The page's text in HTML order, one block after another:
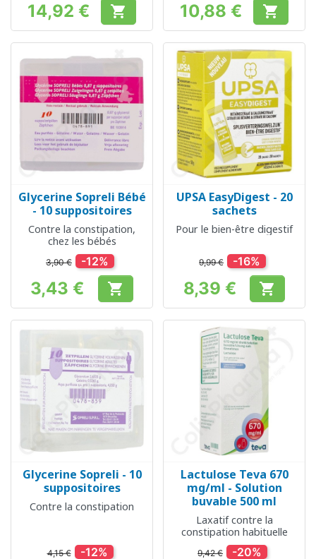
Prix
14,92 €  Prix
10,88 € 
Glycerine Sopreli Bébé
- 10 suppositoires
Contre la constipation,
chez les bébés
3,90 € -12%
Prix
3,43 € 
UPSA EasyDigest - 20
sachets
Pour le bien-être digestif
9,99 € -16%
Prix
8,39 € 
Glycerine Sopreli - 10
suppositoires
Contre la constipation
4,15 € -12%
Lactulose Teva 670
mg/ml - Solution
buvable 500 ml
Laxatif contre la
constipation habituelle
9,42 € -20%